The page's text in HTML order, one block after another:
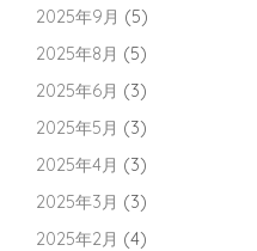
2025年9月 (5)
2025年8月 (5)
2025年6月 (3)
2025年5月 (3)
2025年4月 (3)
2025年3月 (3)
2025年2月 (4)